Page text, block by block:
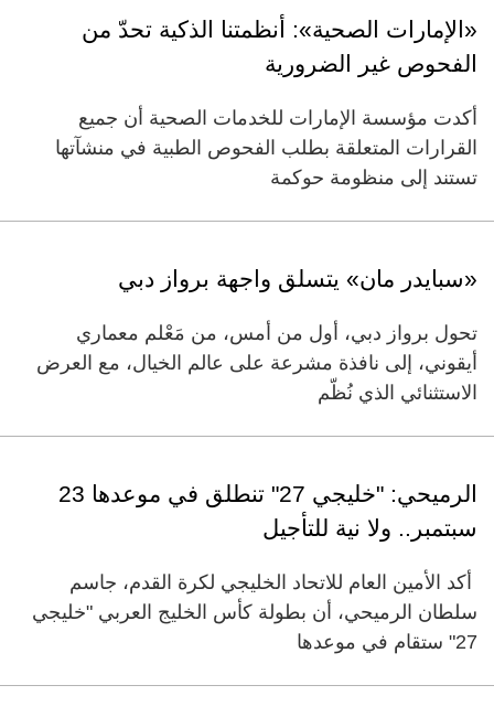
«الإمارات الصحية»: أنظمتنا الذكية تحدّ من
الفحوص غير الضرورية
أكدت مؤسسة الإمارات للخدمات الصحية أن جميع
القرارات المتعلقة بطلب الفحوص الطبية في منشآتها
تستند إلى منظومة حوكمة
«سبايدر مان» يتسلق واجهة برواز دبي
تحول برواز دبي، أول من أمس، من مَعْلم معماري
أيقوني، إلى نافذة مشرعة على عالم الخيال، مع العرض
الاستثنائي الذي نُظّم
الرميحي: "خليجي 27" تنطلق في موعدها 23
سبتمبر.. ولا نية للتأجيل
أكد الأمين العام للاتحاد الخليجي لكرة القدم، جاسم
سلطان الرميحي، أن بطولة كأس الخليج العربي "خليجي
27" ستقام في موعدها